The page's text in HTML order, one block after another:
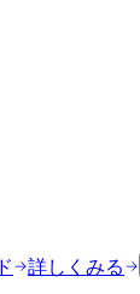
詳しくみる